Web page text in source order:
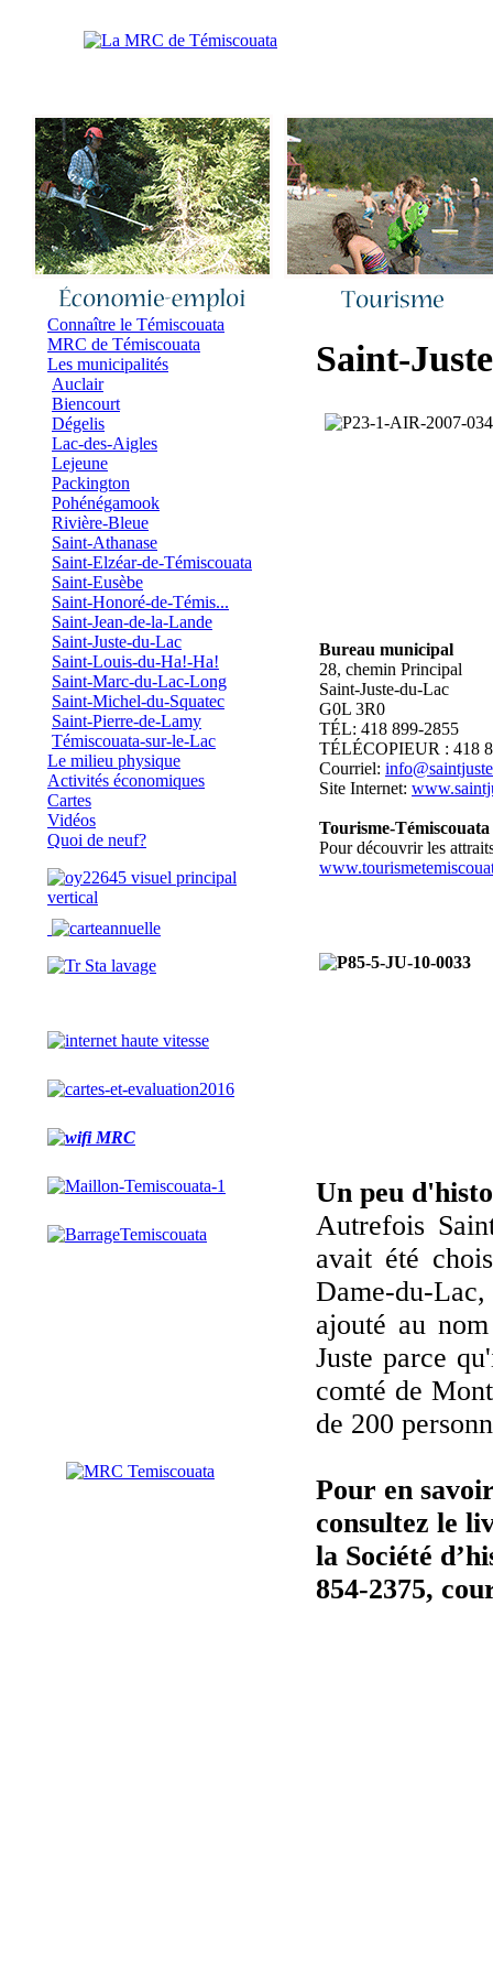
Connaître le Témiscouata
MRC de Témiscouata
Les municipalités
Auclair
Biencourt
Dégelis
Lac-des-Aigles
Lejeune
Packington
Pohénégamook
Rivière-Bleue
Saint-Athanase
Saint-Elzéar-de-Témiscouata
Saint-Eusèbe
Saint-Honoré-de-Témis...
Saint-Jean-de-la-Lande
Saint-Juste-du-Lac
Saint-Louis-du-Ha!-Ha!
Saint-Marc-du-Lac-Long
Saint-Michel-du-Squatec
Saint-Pierre-de-Lamy
Témiscouata-sur-le-Lac
Le milieu physique
Activités économiques
Cartes
Vidéos
Quoi de neuf?
Saint-
Bureau municipal
28, chemin Principal
Saint-Juste-du-Lac
G0L 3R0
TÉL: 418 899-2855
TÉLÉCOPIEUR : 418
Courriel:
Site Internet:
Tourisme-Témiscouata
Pour découvrir les
Un peu
Autrefois
avait été
Dame-du-
ajouté au
Juste parce
comté de
de 200
Pour en
consultez le
la Société
854-2375,